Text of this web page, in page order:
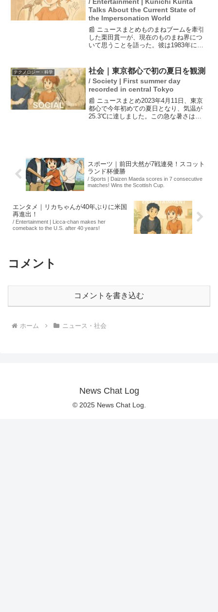
/ Entertainment | Kunichi Kurita
Talks About the Current State of
the Impersonation World
📰 ニュースまとめものまねブームを牽引
した栗田貫一が、現在のものまね界につ
いて思うことを語った。彼は1983年に
た。栗田は清水アキラやグッチ裕三らと
の「ものまね四天王...
テクノロジー・科学 社会｜東京都心で初の夏日を観測
/ Society | First summer day
recorded in central Tokyo
📰 ニュースまとめ2023年4月11日、東京
都心で今年初めての夏日となり、気温が
25.3℃に達しました。この急な暑さは体
スポーツ｜前田大然が7戦連発！スコット
ランド杯優勝
/ Sports | Daizen Maeda scores in 7 consecutive
matches! Wins the Scottish Cup.
エンタメ｜リカちゃんが40年ぶりに米国
再進出！
/ Entertainment | Licca-chan makes her
comeback to the U.S. after 40 years!
コメント
コメントを書き込む
ホーム ニュース・社会
News Chat Log
© 2025 News Chat Log.